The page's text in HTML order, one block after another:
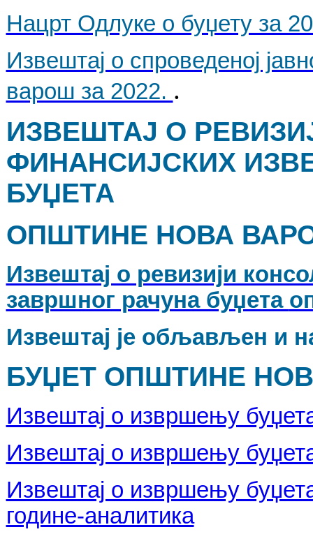
Нацрт Одлуке о буџету за
Извештај о спроведеној
варош за 2022. .
ИЗВЕШТАЈ О
ФИНАНСИЈСКИХ
БУЏЕТА
ОПШТИНЕ НОВА
Извештај о ревизији
завршног рачуна буџета
Извештај је обљављен и
БУЏЕТ ОПШТИНЕ
Извештај о извршењу
Извештај о извршењу
Извештај о извршењу
године-аналитика